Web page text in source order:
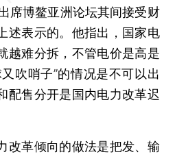
博鳌亚洲论坛其间接受财
述表示的。他指出，国家电
越难分拆，不管电价是高是
吹哨子”的情况是不可以出
配售分开是国内电力改革迟
革倾向的做法是把发、输